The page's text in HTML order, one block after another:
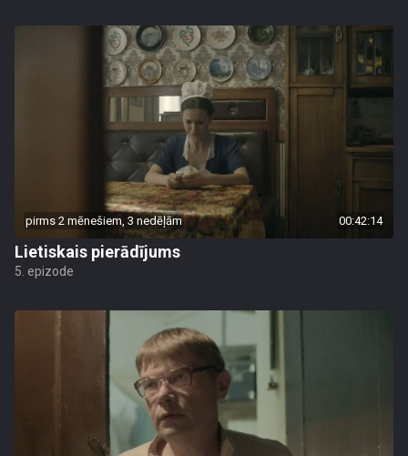
pirms 2 mēnešiem, 3 nedēļām 00:42:14
Lietiskais pierādījums
5. epizode